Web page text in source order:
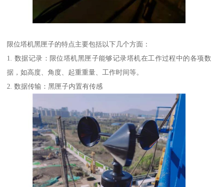
限位塔机黑匣子的特点主要包括以下几个方面：
1. 数据记录：限位塔机黑匣子能够记录塔机在工作过程中的各项数
据，如高度、角度、起重重量、工作时间等。
2. 数据传输：黑匣子内置有传感